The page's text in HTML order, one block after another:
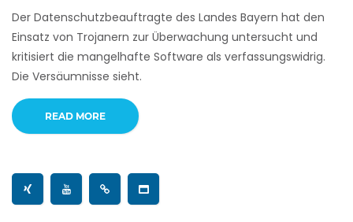
Der Datenschutzbeauftragte des Landes Bayern hat den
Einsatz von Trojanern zur Überwachung untersucht und
kritisiert die mangelhafte Software als verfassungswidrig.
Die Versäumnisse sieht.
READ MORE